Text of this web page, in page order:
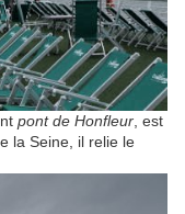
pont de Honfleur, est
la Seine, il relie le